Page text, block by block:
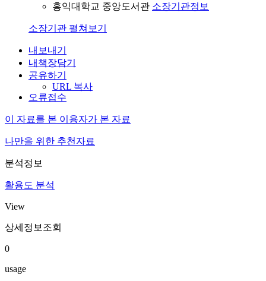
홍익대학교 중앙도서관 소장기관정보
소장기관 펼쳐보기
내보내기
내책장담기
공유하기
URL 복사
오류접수
이 자료를 본 이용자가 본 자료
나만을 위한 추천자료
분석정보
활용도 분석
View
상세정보조회
0
usage